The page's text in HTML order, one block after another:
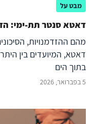
מבט על
דאטא סנטר תת-ימי:
מהם ההזדמנויות,
דאטא, המיועדים בין
בתוך הים
5 בפברואר, 2026